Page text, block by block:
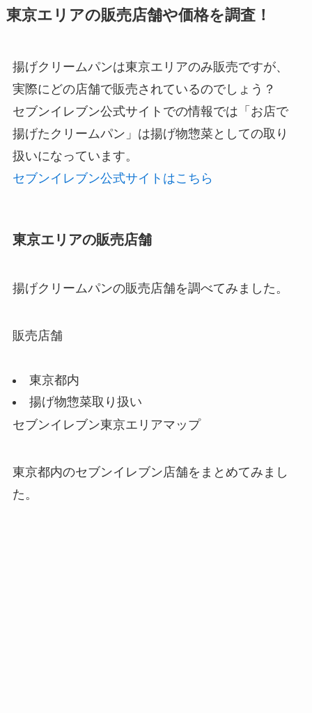
東京エリアの販売店舗や価格を調査！
揚げクリームパンは東京エリアのみ販売ですが、
実際にどの店舗で販売されているのでしょう？
セブンイレブン公式サイトでの情報では「お店で
揚げたクリームパン」は揚げ物惣菜としての取り
扱いになっています。
セブンイレブン公式サイトはこちら
東京エリアの販売店舗
揚げクリームパンの販売店舗を調べてみました。
販売店舗
東京都内
揚げ物惣菜取り扱い
セブンイレブン東京エリアマップ
東京都内のセブンイレブン店舗をまとめてみまし
た。